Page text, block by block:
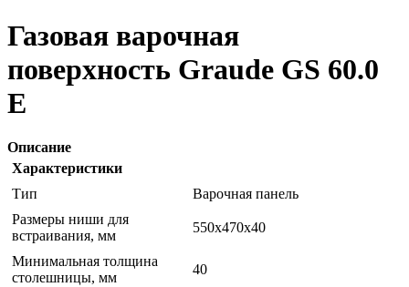
Газовая варочная
поверхность Graude GS 60.0
E
Описание
Характеристики
Тип
Варочная панель
Размеры ниши для
встраивания, мм
550х470х40
Минимальная толщина
столешницы, мм
40